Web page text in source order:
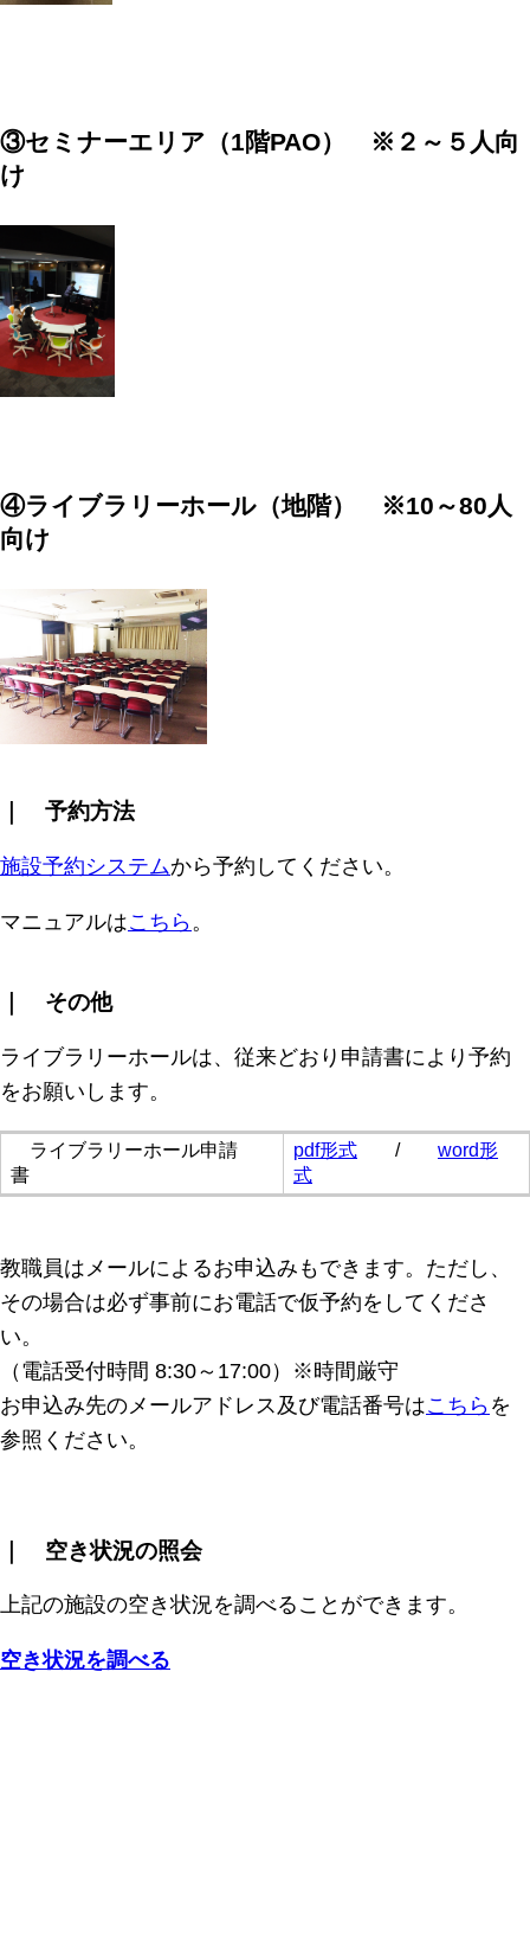
③セミナーエリア（1階PAO） ※２～５人向
け
④ライブラリーホール（地階） ※10～80人
向け
｜ 予約方法
施設予約システムから予約してください。
マニュアルはこちら 。
｜ その他
ライブラリーホールは、従来どおり申請書により予約
をお願いします。
ライブラリーホール申請
書
pdf形式 / word形
式
教職員はメールによるお申込みもできます。ただし、
その場合は必ず事前にお電話で仮予約をしてくださ
い。
（電話受付時間 8:30～17:00）※時間厳守
お申込み先のメールアドレス及び電話番号はこちら を
参照ください。
｜ 空き状況の照会
上記の施設の空き状況を調べることができます。
空き状況を調べる